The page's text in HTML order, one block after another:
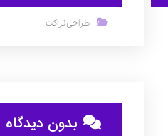
طراحی تراکت
بدون دیدگاه